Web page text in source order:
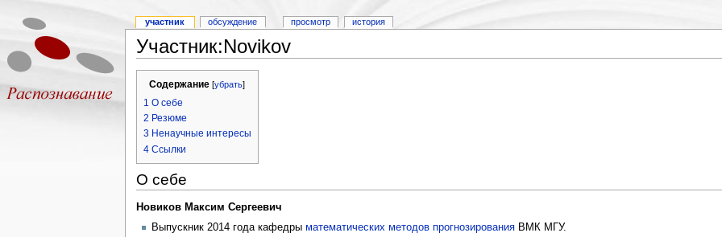
Участник:Novikov
Содержание [убрать]
1 О себе
2 Резюме
3 Ненаучные интересы
4 Ссылки
О себе
Новиков Максим Сергеевич
Выпускник 2014 года кафедры математических методов прогнозированияВМК МГУ.
участник обсуждение просмотр история